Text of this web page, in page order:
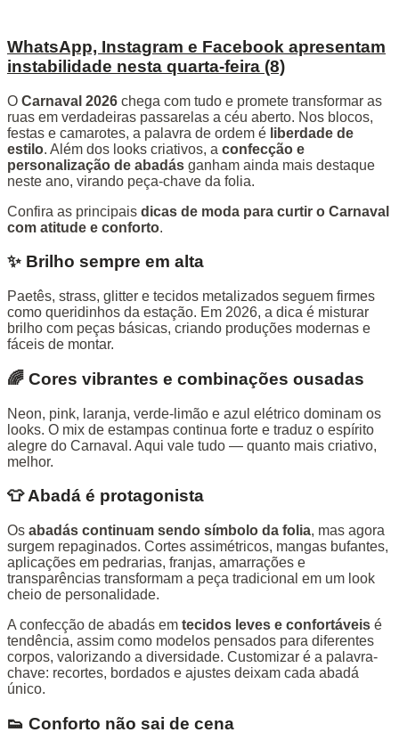
WhatsApp, Instagram e Facebook apresentam
instabilidade nesta quarta-feira (8)
O Carnaval 2026 chega com tudo e promete transformar as
ruas em verdadeiras passarelas a céu aberto. Nos blocos,
festas e camarotes, a palavra de ordem é liberdade de
estilo. Além dos looks criativos, a confecção e
personalização de abadás ganham ainda mais destaque
neste ano, virando peça-chave da folia.
Confira as principais dicas de moda para curtir o Carnaval
com atitude e conforto.
✨ Brilho sempre em alta
Paetês, strass, glitter e tecidos metalizados seguem firmes
como queridinhos da estação. Em 2026, a dica é misturar
brilho com peças básicas, criando produções modernas e
fáceis de montar.
🌈 Cores vibrantes e combinações ousadas
Neon, pink, laranja, verde-limão e azul elétrico dominam os
looks. O mix de estampas continua forte e traduz o espírito
alegre do Carnaval. Aqui vale tudo — quanto mais criativo,
melhor.
👕 Abadá é protagonista
Os abadás continuam sendo símbolo da folia, mas agora
surgem repaginados. Cortes assimétricos, mangas bufantes,
aplicações em pedrarias, franjas, amarrações e
transparências transformam a peça tradicional em um look
cheio de personalidade.
A confecção de abadás em tecidos leves e confortáveis é
tendência, assim como modelos pensados para diferentes
corpos, valorizando a diversidade. Customizar é a palavra-
chave: recortes, bordados e ajustes deixam cada abadá
único.
👟 Conforto não sai de cena